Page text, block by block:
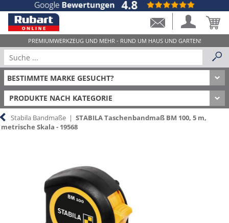
PRODUKTE NACH KATEGORIE
Stabila Bandmaße |STABILA Taschenbandmaß BM 100, 5 m,
metrische Skala - 19568